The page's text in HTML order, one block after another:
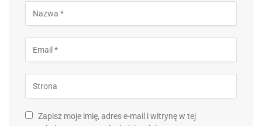
Zapisz moje imię, adres e-mail i witrynę w tej